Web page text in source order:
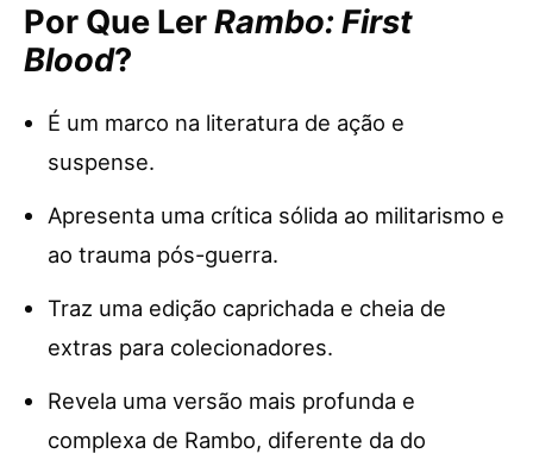
Por Que LerRambo: First
Blood?
É um marco na literatura de ação e
suspense.
Apresenta uma crítica sólida ao militarismo e
ao trauma pós-guerra.
Traz uma edição caprichada e cheia de
extras para colecionadores.
Revela uma versão mais profunda e
complexa de Rambo, diferente da do